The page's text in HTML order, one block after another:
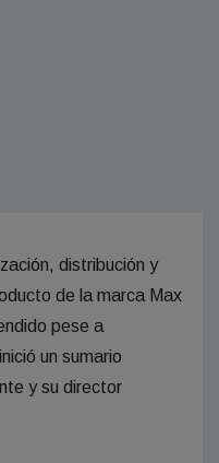
distribución y
de la marca Max
pese a
un sumario
y su director